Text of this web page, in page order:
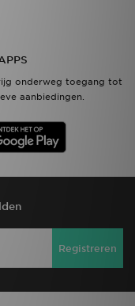
onderweg toegang tot
aanbiedingen.
Registreren